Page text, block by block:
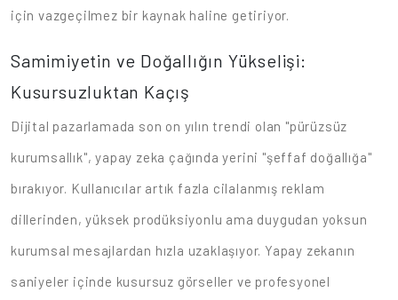
için vazgeçilmez bir kaynak haline getiriyor.
Samimiyetin ve Doğallığın Yükselişi:
Kusursuzluktan Kaçış
Dijital pazarlamada son on yılın trendi olan "pürüzsüz
kurumsallık", yapay zeka çağında yerini "şeffaf doğallığa"
bırakıyor. Kullanıcılar artık fazla cilalanmış reklam
dillerinden, yüksek prodüksiyonlu ama duygudan yoksun
kurumsal mesajlardan hızla uzaklaşıyor. Yapay zekanın
saniyeler içinde kusursuz görseller ve profesyonel